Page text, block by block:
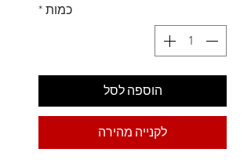
כמות*
הוספה לסל
לקנייה מהירה